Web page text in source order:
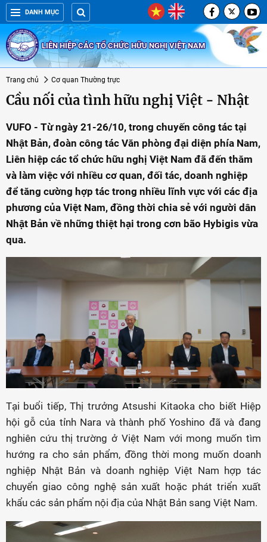
DANH MỤC
LIÊN HIỆP CÁC TỔ CHỨC HỮU NGHỊ VIỆT NAM
Trang chủ Cơ quan Thường trực
Cầu nối của tình hữu nghị Việt - Nhật
VUFO - Từ ngày 21-26/10, trong chuyến công tác tại
Nhật Bản, đoàn công tác Văn phòng đại diện phía Nam,
Liên hiệp các tổ chức hữu nghị Việt Nam đã đến thăm
và làm việc với nhiều cơ quan, đối tác, doanh nghiệp
để tăng cường hợp tác trong nhiều lĩnh vực với các địa
phương của Việt Nam, đồng thời chia sẻ với người dân
Nhật Bản về những thiệt hại trong cơn bão Hybigis vừa
qua.
Tại buổi tiếp, Thị trưởng Atsushi Kitaoka cho biết Hiệp
hội gỗ của tỉnh Nara và thành phố Yoshino đã và đang
nghiên cứu thị trường ở Việt Nam với mong muốn tìm
hướng ra cho sản phẩm, đồng thời mong muốn doanh
nghiệp Nhật Bản và doanh nghiệp Việt Nam hợp tác
chuyển giao công nghệ sản xuất hoặc phát triển xuất
khẩu các sản phẩm nội địa của Nhật Bản sang Việt Nam.